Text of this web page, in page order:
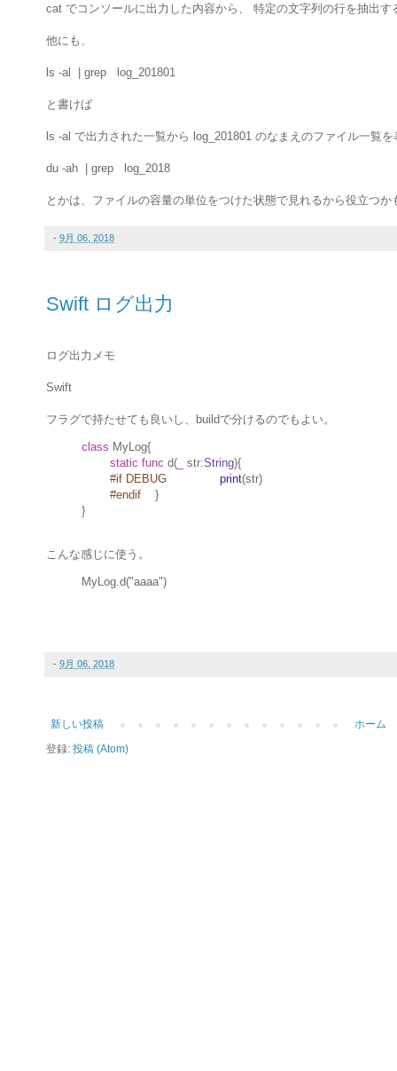
cat でコンソールに出力した内容から、 特定の文字列の行を抽出す
他にも、
ls -al | grep log_201801
と書けば
ls -al で出力された一覧から log_201801 のなまえのファイル一覧
du -ah | grep log_2018
とかは、ファイルの容量の単位をつけた状態で見れるから役立つか
- 9月 06, 2018
Swift ログ出力
ログ出力メモ
Swift
フラグで持たせても良いし、buildで分けるのでもよい。
class MyLog{
static func d( str:String){
#if DEBUG print(str)
#endif
}
}
こんな感じに使う。
MyLog.d("aaaa")
- 9月 06, 2018
新しい投稿
ホーム
登録: 投稿 (Atom)